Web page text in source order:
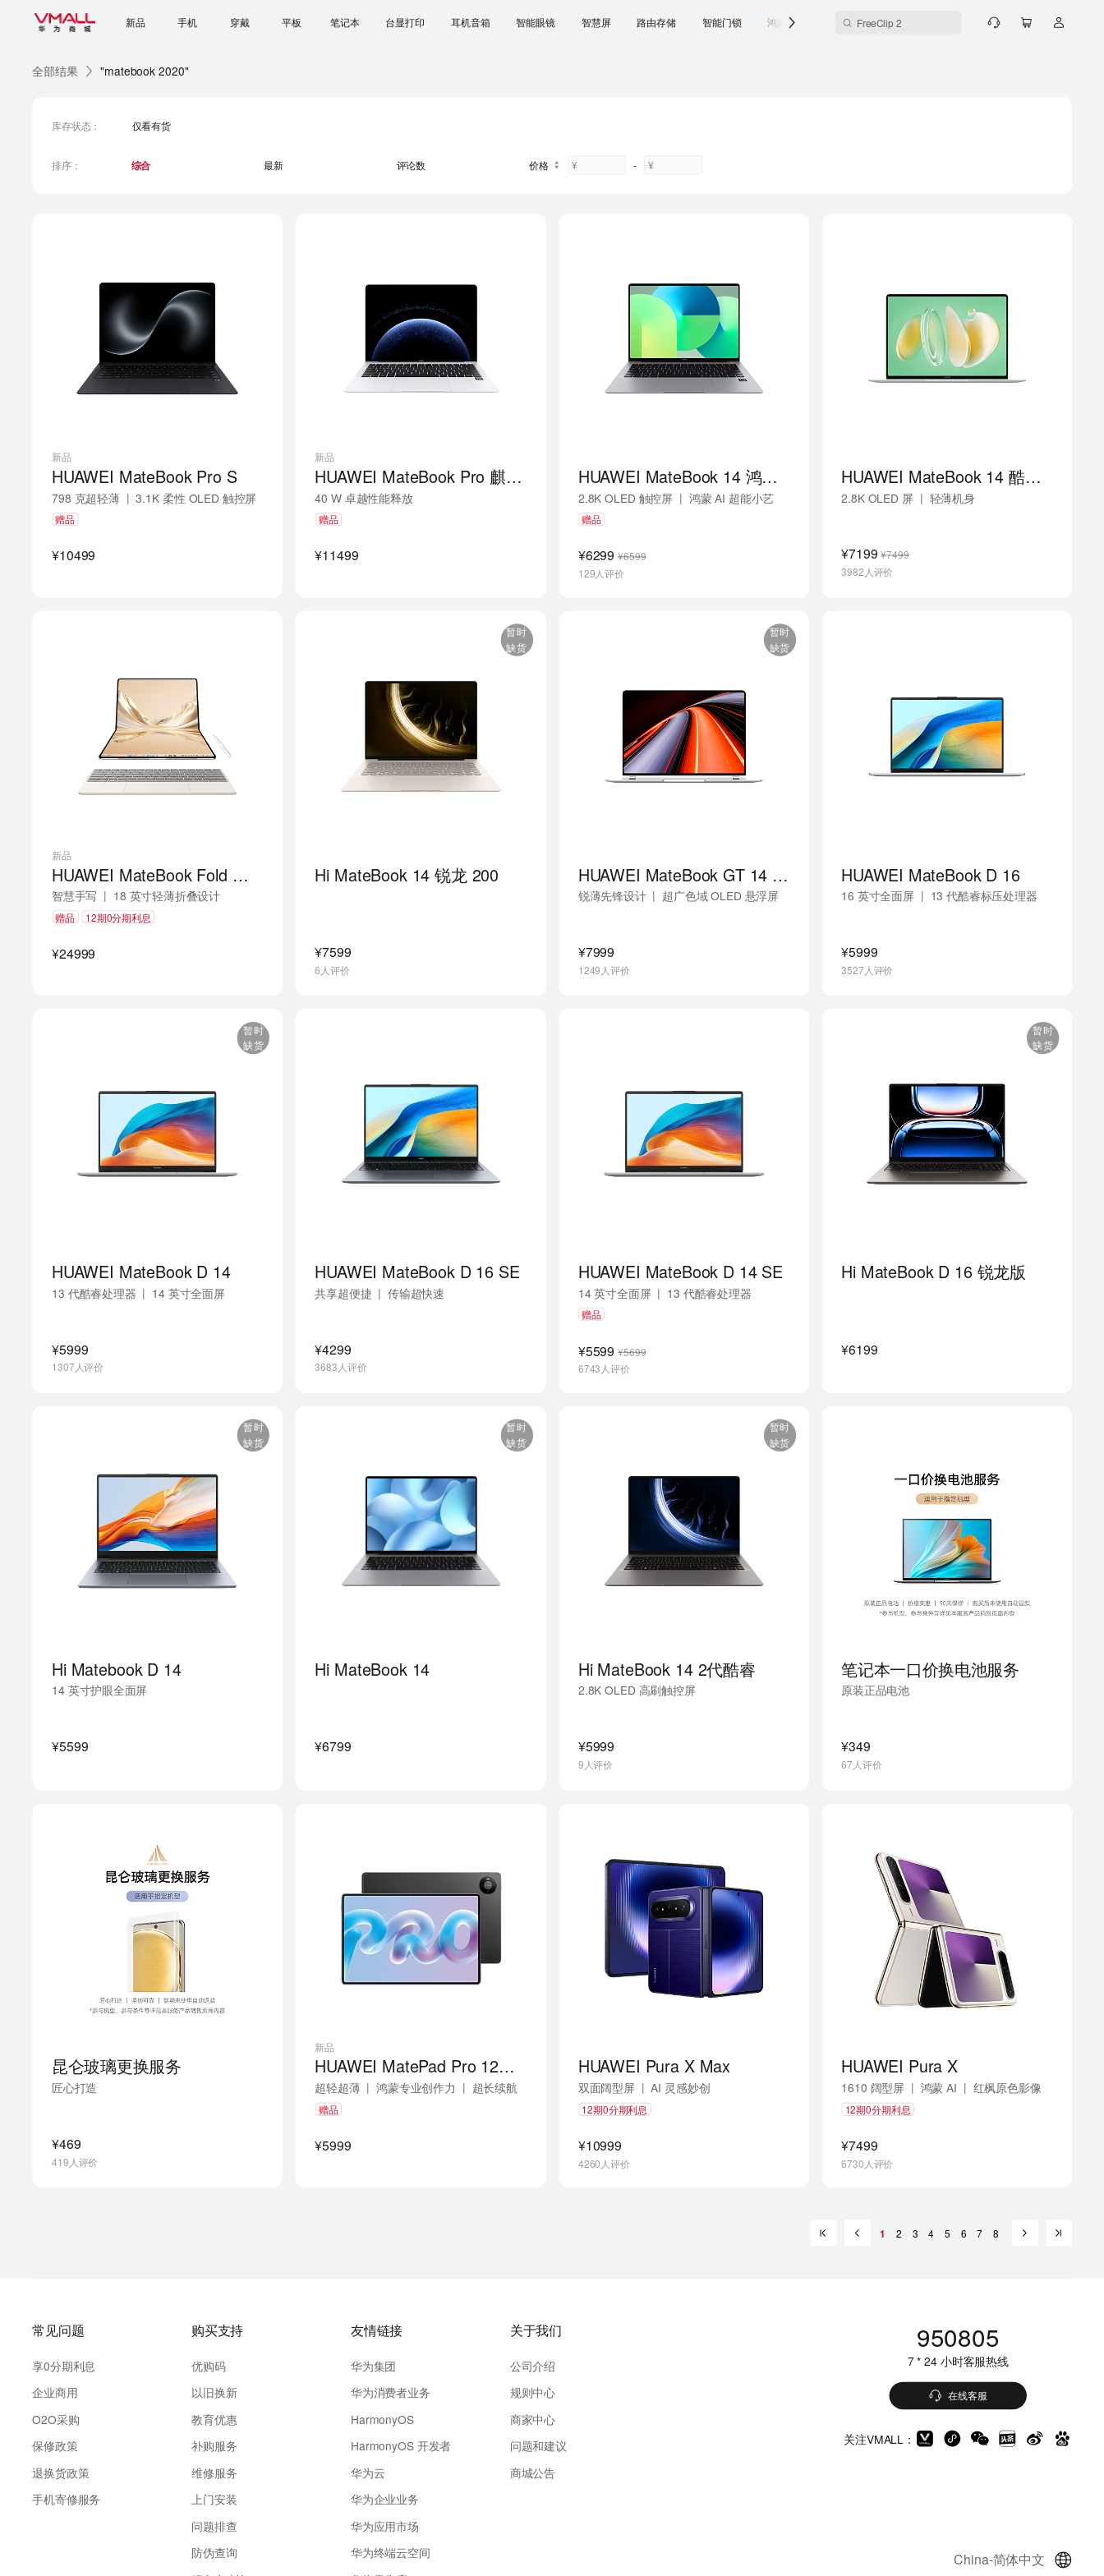
新品 手机 穿戴 平板 笔记本 台显打印 耳机音箱 智能眼镜 智慧屏 路由存储 智能门锁 鸿蒙智行 配件中心 华为服务 鸿蒙智选
FreeClip 2
Mate 80
全部结果 "matebook 2020"
库存状态 ： 仅看有货
排序： 综合 最新 评论数 价格 ¥ - ¥
新品
HUAWEI MateBook Pro S
798 克超轻薄 | 3.1K 柔性 OLED 触控屏
| 鸿蒙 AI
赠品
¥10499
新品
HUAWEI MateBook Pro 麒麟X90 Plus
40 W 卓越性能释放
| 970 克超轻薄长续航
赠品
¥11499
HUAWEI MateBook 14 鸿蒙版
2.8K OLED 触控屏 | 鸿蒙 AI 超能小艺
| 21 小时超长续航
赠品
¥6299 ¥6599
129人评价
HUAWEI MateBook 14 酷睿 Ultra
2.8K OLED 屏 | 轻薄机身
¥7199 ¥7499
3982人评价
新品
HUAWEI MateBook Fold 非凡大师 麒麟X90 Plus
智慧手写 | 18 英寸轻薄折叠设计
| 双屏高效交互
赠品 12期0分期利息
¥24999
暂时
缺货
Hi MateBook 14 锐龙 200
¥7599
6人评价
暂时
缺货
HUAWEI MateBook GT 14 酷睿 Ultra
锐薄先锋设计 | 超广色域 OLED 悬浮屏
¥7999
1249人评价
HUAWEI MateBook D 16
16 英寸全面屏 | 13 代酷睿标压处理器
¥5999
3527人评价
暂时
缺货
HUAWEI MateBook D 14
13 代酷睿处理器 | 14 英寸全面屏
¥5999
1307人评价
HUAWEI MateBook D 16 SE
共享超便捷 | 传输超快速
¥4299
3683人评价
HUAWEI MateBook D 14 SE
14 英寸全面屏 | 13 代酷睿处理器
赠品
¥5599 ¥5699
6743人评价
暂时
缺货
Hi MateBook D 16 锐龙版
¥6199
暂时
缺货
Hi Matebook D 14
14 英寸护眼全面屏
¥5599
暂时
缺货
Hi MateBook 14
¥6799
暂时
缺货
Hi MateBook 14 2代酷睿
2.8K OLED 高刷触控屏
¥5999
9人评价
笔记本一口价换电池服务
原装正品电池
¥349
67人评价
昆仑玻璃更换服务
匠心打造
¥469
419人评价
新品
HUAWEI MatePad Pro 12英寸
超轻超薄 | 鸿蒙专业创作力 | 超长续航
赠品
¥5999
HUAWEI Pura X Max
双面阔型屏 | AI 灵感妙创
| 小艺伴随式 AI
12期0分期利息
¥10999
4260人评价
HUAWEI Pura X
1610 阔型屏 | 鸿蒙 AI | 红枫原色影像
12期0分期利息
¥7499
6730人评价
1 2 3 4 5 6 7 8
常见问题
享0分期利息
企业商用
O2O采购
保修政策
退换货政策
手机寄修服务
购买支持
优购码
以旧换新
教育优惠
补购服务
维修服务
上门安装
问题排查
防伪查询
友情链接
华为集团
华为消费者业务
HarmonyOS
HarmonyOS 开发者
华为云
华为企业业务
华为应用市场
华为终端云空间
关于我们
公司介绍
规则中心
商家中心
问题和建议
商城公告
950805
7 * 24 小时客服热线
在线客服
关注VMALL：
China-简体中文